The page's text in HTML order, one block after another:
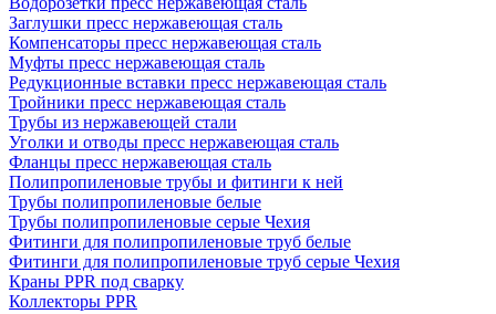
Заглушки пресс нержавеющая сталь
Компенсаторы пресс нержавеющая сталь
Муфты пресс нержавеющая сталь
Редукционные вставки пресс нержавеющая сталь
Тройники пресс нержавеющая сталь
Трубы из нержавеющей стали
Уголки и отводы пресс нержавеющая сталь
Фланцы пресс нержавеющая сталь
Полипропиленовые трубы и фитинги к ней
Трубы полипропиленовые белые
Трубы полипропиленовые серые Чехия
Фитинги для полипропиленовые труб белые
Фитинги для полипропиленовые труб серые Чехия
Краны PPR под сварку
Коллекторы PPR